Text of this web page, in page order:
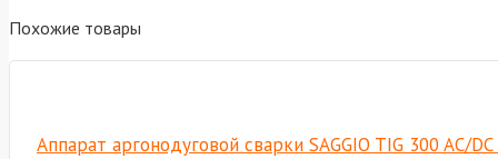
Похожие товары
Аппарат аргонодуговой сварки SAGGIO TIG 300 AC/